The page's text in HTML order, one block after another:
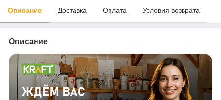
Описание Доставка Оплата Условия возврата
Описание